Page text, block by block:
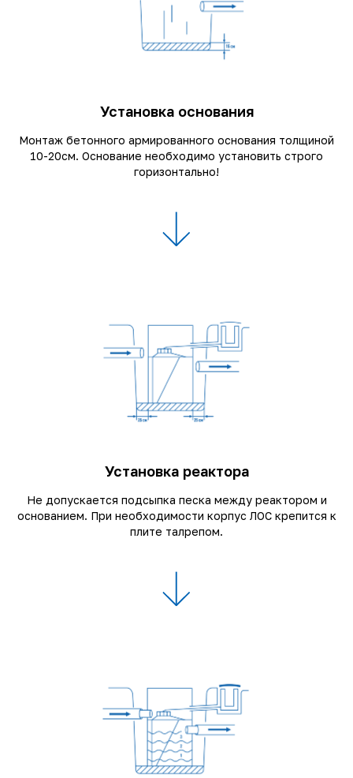
Установка основания
Монтаж бетонного армированного основания толщиной
10-20см. Основание необходимо установить строго
горизонтально!
Установка реактора
Не допускается подсыпка песка между реактором и
основанием. При необходимости корпус ЛОС крепится к
плите талрепом.